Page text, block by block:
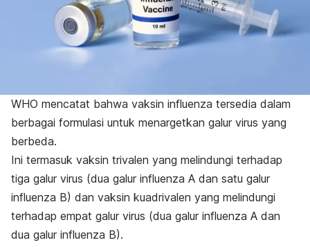
WHO mencatat bahwa vaksin influenza tersedia dalam
berbagai formulasi untuk menargetkan galur virus yang
berbeda.
Ini termasuk vaksin trivalen yang melindungi terhadap
tiga galur virus (dua galur influenza A dan satu galur
influenza B) dan vaksin kuadrivalen yang melindungi
terhadap empat galur virus (dua galur influenza A dan
dua galur influenza B).